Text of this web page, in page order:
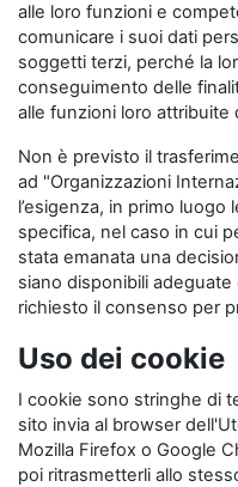
alle loro funzioni e
comunicare i suoi dati
soggetti terzi, perché la
conseguimento delle
alle funzioni loro attribuite
Non è previsto il
ad "Organizzazioni
l’esigenza, in primo
specifica, nel caso in cui
stata emanata una
siano disponibili
richiesto il consenso per
Uso dei cookie
I cookie sono stringhe di
sito invia al browser
Mozilla Firefox o Google
poi ritrasmetterli allo